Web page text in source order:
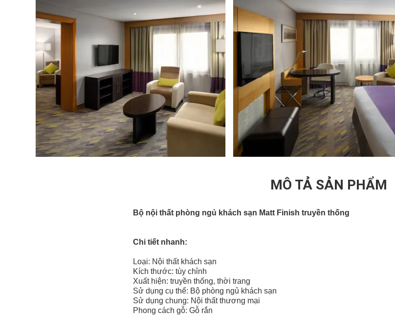
MÔ TẢ SẢN PHẨM
Bộ nội thất phòng ngủ khách sạn Matt Finish truyền thống
Chi tiết nhanh:
Loại: Nội thất khách sạn
Kích thước: tùy chỉnh
Xuất hiện: truyền thống, thời trang
Sử dụng cụ thể: Bộ phòng ngủ khách sạn
Sử dụng chung: Nội thất thương mại
Phong cách gỗ: Gỗ rắn